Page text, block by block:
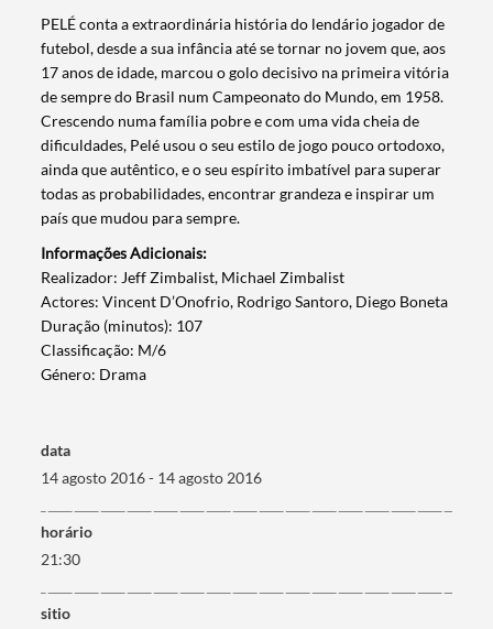
Termo de Pesquisa
Categorias gerais
PELÉ conta a extraordinária história do lendário jogador de
futebol, desde a sua infância até se tornar no jovem que, aos
17 anos de idade, marcou o golo decisivo na primeira vitória
de sempre do Brasil num Campeonato do Mundo, em 1958.
Crescendo numa família pobre e com uma vida cheia de
dificuldades, Pelé usou o seu estilo de jogo pouco ortodoxo,
ainda que autêntico, e o seu espírito imbatível para superar
todas as probabilidades, encontrar grandeza e inspirar um
país que mudou para sempre.
Informações Adicionais:
Realizador: Jeff Zimbalist, Michael Zimbalist
Actores: Vincent D’Onofrio, Rodrigo Santoro, Diego Boneta
Duração (minutos): 107
Classificação: M/6
Género: Drama
data
14 agosto 2016 - 14 agosto 2016
horário
21:30
sitio